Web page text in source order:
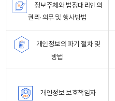
정보주체와 법정대리인의
권리·의무 및 행사방법
개인정보의 파기 절차 및
방법
개인정보 보호책임자